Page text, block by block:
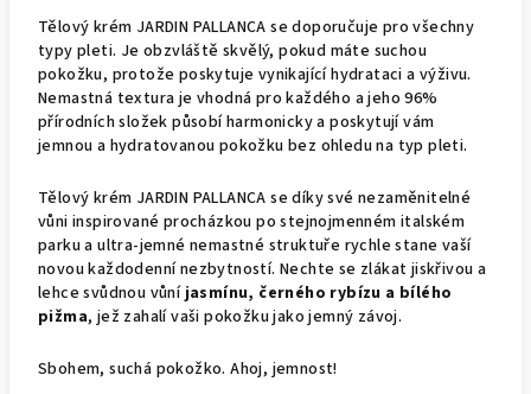
Tělový krém JARDIN PALLANCA se doporučuje pro všechny
typy pleti. Je obzvláště skvělý, pokud máte suchou
pokožku, protože poskytuje vynikající hydrataci a výživu.
Nemastná textura je vhodná pro každého a jeho 96%
přírodních složek působí harmonicky a poskytují vám
jemnou a hydratovanou pokožku bez ohledu na typ pleti.
Tělový krém JARDIN PALLANCA se díky své nezaměnitelné
vůni inspirované procházkou po stejnojmenném italském
parku a ultra-jemné nemastné struktuře rychle stane vaší
novou každodenní nezbytností. Nechte se zlákat jiskřivou a
lehce svůdnou vůníjasmínu, černého rybízu a bílého
pižma, jež zahalí vaši pokožku jako jemný závoj.
Sbohem, suchá pokožko. Ahoj, jemnost!